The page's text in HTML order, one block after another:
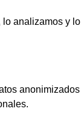
lo analizamos y lo
anonimizados